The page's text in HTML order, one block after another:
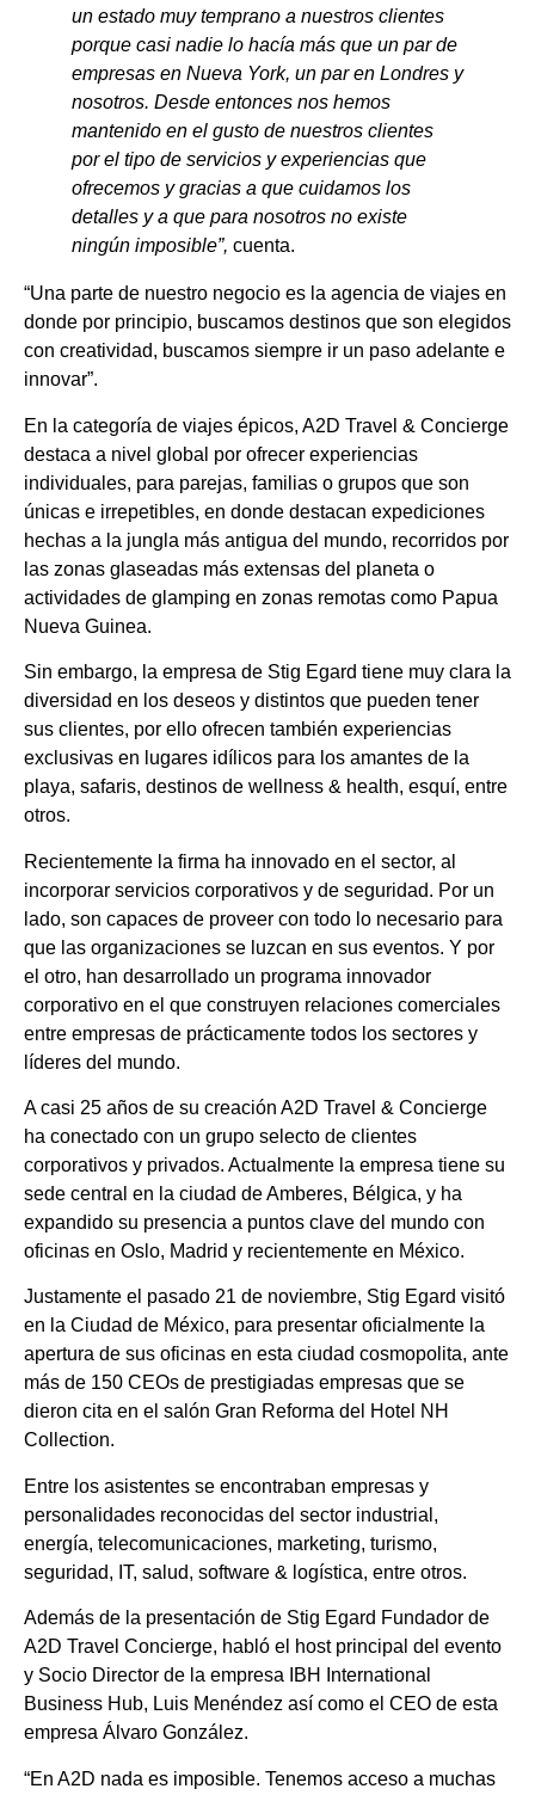
un estado muy temprano a nuestros clientes
porque casi nadie lo hacía más que un par de
empresas en Nueva York, un par en Londres y
nosotros. Desde entonces nos hemos
mantenido en el gusto de nuestros clientes
por el tipo de servicios y experiencias que
ofrecemos y gracias a que cuidamos los
detalles y a que para nosotros no existe
ningún imposible”, cuenta.
“Una parte de nuestro negocio es la agencia de viajes en
donde por principio, buscamos destinos que son elegidos
con creatividad, buscamos siempre ir un paso adelante e
innovar”.
En la categoría de viajes épicos, A2D Travel & Concierge
destaca a nivel global por ofrecer experiencias
individuales, para parejas, familias o grupos que son
únicas e irrepetibles, en donde destacan expediciones
hechas a la jungla más antigua del mundo, recorridos por
las zonas glaseadas más extensas del planeta o
actividades de glamping en zonas remotas como Papua
Nueva Guinea.
Sin embargo, la empresa de Stig Egard tiene muy clara la
diversidad en los deseos y distintos que pueden tener
sus clientes, por ello ofrecen también experiencias
exclusivas en lugares idílicos para los amantes de la
playa, safaris, destinos de wellness & health, esquí, entre
otros.
Recientemente la firma ha innovado en el sector, al
incorporar servicios corporativos y de seguridad. Por un
lado, son capaces de proveer con todo lo necesario para
que las organizaciones se luzcan en sus eventos. Y por
el otro, han desarrollado un programa innovador
corporativo en el que construyen relaciones comerciales
entre empresas de prácticamente todos los sectores y
líderes del mundo.
A casi 25 años de su creación A2D Travel & Concierge
ha conectado con un grupo selecto de clientes
corporativos y privados. Actualmente la empresa tiene su
sede central en la ciudad de Amberes, Bélgica, y ha
expandido su presencia a puntos clave del mundo con
oficinas en Oslo, Madrid y recientemente en México.
Justamente el pasado 21 de noviembre, Stig Egard visitó
en la Ciudad de México, para presentar oficialmente la
apertura de sus oficinas en esta ciudad cosmopolita, ante
más de 150 CEOs de prestigiadas empresas que se
dieron cita en el salón Gran Reforma del Hotel NH
Collection.
Entre los asistentes se encontraban empresas y
personalidades reconocidas del sector industrial,
energía, telecomunicaciones, marketing, turismo,
seguridad, IT, salud, software & logística, entre otros.
Además de la presentación de Stig Egard Fundador de
A2D Travel Concierge, habló el host principal del evento
y Socio Director de la empresa IBH International
Business Hub, Luis Menéndez así como el CEO de esta
empresa Álvaro González.
“En A2D nada es imposible. Tenemos acceso a muchas